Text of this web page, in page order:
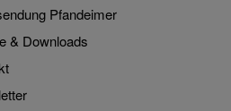
Pfandeimer
& Downloads